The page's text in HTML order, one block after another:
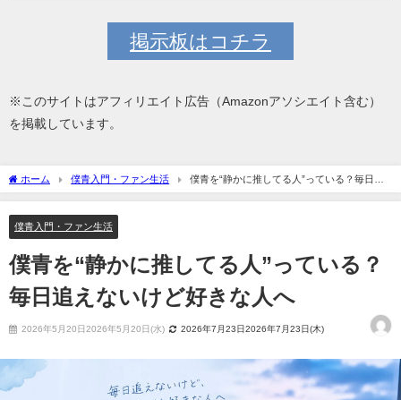
掲示板はコチラ
※このサイトはアフィリエイト広告（Amazonアソシエイト含む）
を掲載しています。
ホーム 僕青入門・ファン生活
僕青を“静かに推してる人”っている？毎日追
僕青入門・ファン生活
僕青を“静かに推してる人”っている？
毎日追えないけど好きな人へ
2026年5月20日2026年5月20日(水) 2026年7月23日2026年7月23日(木)